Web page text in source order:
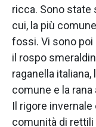
ricca. Sono state
cui, la più
fossi. Vi sono
il rospo
raganella
comune e la rana
Il rigore invernale
comunità di